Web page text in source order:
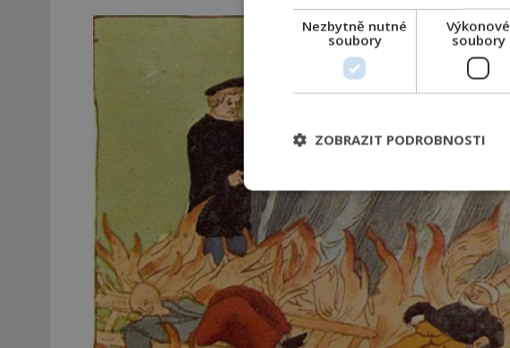
Nezbytně nutné
soubory
Výkonové
soubory
ZOBRAZIT PODROBNOSTI